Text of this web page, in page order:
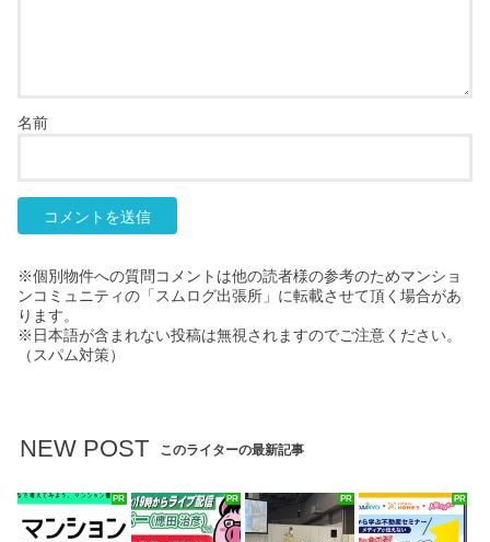
名前
※個別物件への質問コメントは他の読者様の参考のためマンショ
ンコミュニティの「スムログ出張所」に転載させて頂く場合があ
ります。
※日本語が含まれない投稿は無視されますのでご注意ください。
（スパム対策）
NEW POST このライターの最新記事
PR PR PR PR